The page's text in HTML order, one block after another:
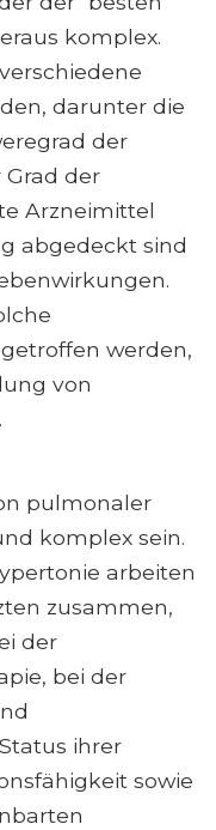
komplex.
darunter die
der
der
Arzneimittel
abgedeckt sind
werden,
von
pulmonaler
komplex sein.
arbeiten
zusammen,
der
bei der
ihrer
sowie